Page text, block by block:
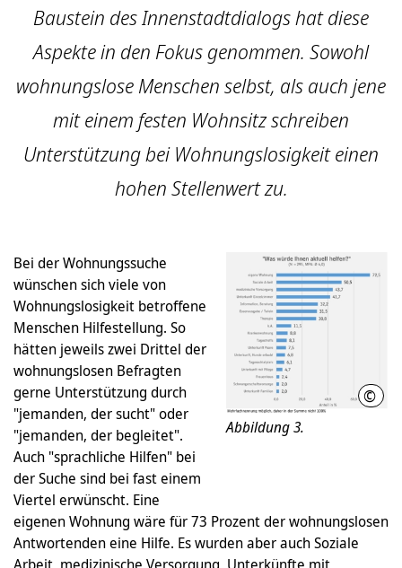
Baustein des Innenstadtdialogs hat diese
Aspekte in den Fokus genommen. Sowohl
wohnungslose Menschen selbst, als auch jene
mit einem festen Wohnsitz schreiben
Unterstützung bei Wohnungslosigkeit einen
hohen Stellenwert zu.
© LHH
Abbildung 3.
Bei der Wohnungssuche
wünschen sich viele von
Wohnungslosigkeit betroffene
Menschen Hilfestellung. So
hätten jeweils zwei Drittel der
wohnungslosen Befragten
gerne Unterstützung durch
"jemanden, der sucht" oder
"jemanden, der begleitet".
Auch "sprachliche Hilfen" bei
der Suche sind bei fast einem
Viertel erwünscht. Eine
eigenen Wohnung wäre für 73 Prozent der wohnungslosen
Antwortenden eine Hilfe. Es wurden aber auch Soziale